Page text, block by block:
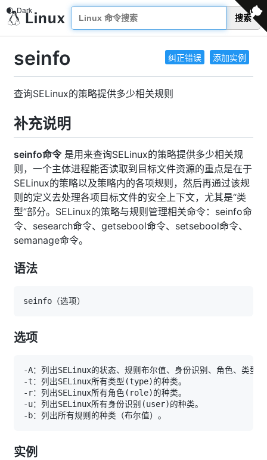
搜索
纠正错误 添加实例
seinfo
查询SELinux的策略提供多少相关规则
补充说明
seinfo命令是用来查询SELinux的策略提供多少相关规
则，一个主体进程能否读取到目标文件资源的重点是在于
SELinux的策略以及策略内的各项规则，然后再通过该规
则的定义去处理各项目标文件的安全上下文，尤其是“类
型”部分。SELinux的策略与规则管理相关命令：seinfo命
令、sesearch命令、getsebool命令、setsebool命令、
semanage命令。
语法
选项
-t：列出SELinux所有类型 (type)
-r：列出SELinux所有角色 ( role)
-u：列出SELinux所有身份识别 (user)
实例